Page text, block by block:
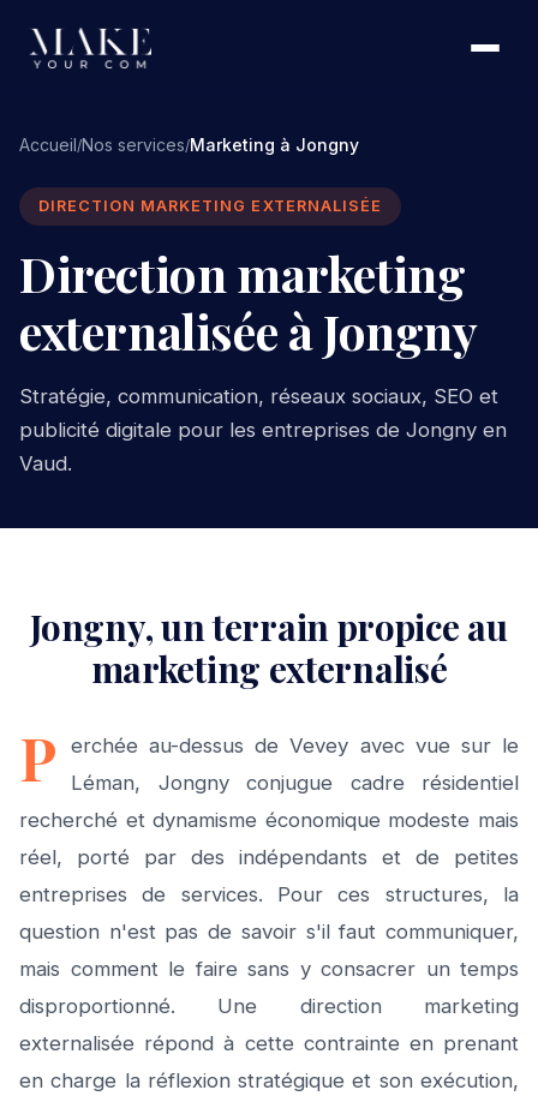
Accueil/Nos services/Marketing à Jongny
DIRECTION MARKETING EXTERNALISÉE
Direction marketing
externalisée à Jongny
Stratégie, communication, réseaux sociaux, SEO et
publicité digitale pour les entreprises de Jongny en
Vaud.
Jongny, un terrain propice au
marketing externalisé
P
erchée au-dessus de Vevey avec vue sur le
Léman, Jongny conjugue cadre résidentiel
recherché et dynamisme économique modeste mais
réel, porté par des indépendants et de petites
entreprises de services. Pour ces structures, la
question n'est pas de savoir s'il faut communiquer,
mais comment le faire sans y consacrer un temps
disproportionné. Une direction marketing
externalisée répond à cette contrainte en prenant
en charge la réflexion stratégique et son exécution,